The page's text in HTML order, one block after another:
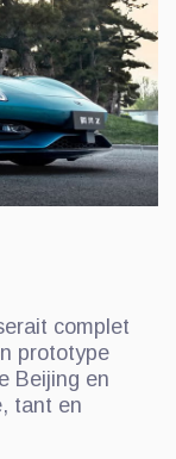
complet
prototype
Beijing en
tant en